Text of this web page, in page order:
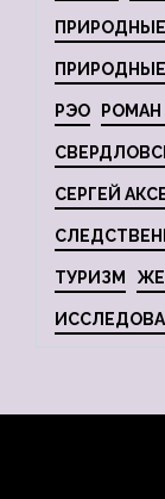
РЭО
СЕРГЕЙ
ТУРИЗМ